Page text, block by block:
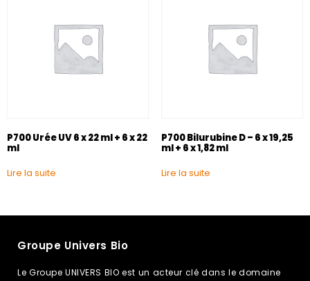
P700 Urée UV 6 x 22 ml + 6 x 22
ml
Lire la suite
P700 Bilurubine D – 6 x 19,25
ml + 6 x 1,82 ml
Lire la suite
Groupe Univers Bio
Le Groupe UNIVERS BIO est un acteur clé dans le domaine